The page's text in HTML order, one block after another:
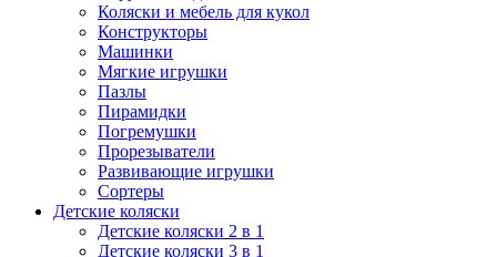
Коляски и мебель для кукол
Конструкторы
Машинки
Мягкие игрушки
Пазлы
Пирамидки
Погремушки
Прорезыватели
Развивающие игрушки
Сортеры
Детские коляски
Детские коляски 2 в 1
Детские коляски 3 в 1